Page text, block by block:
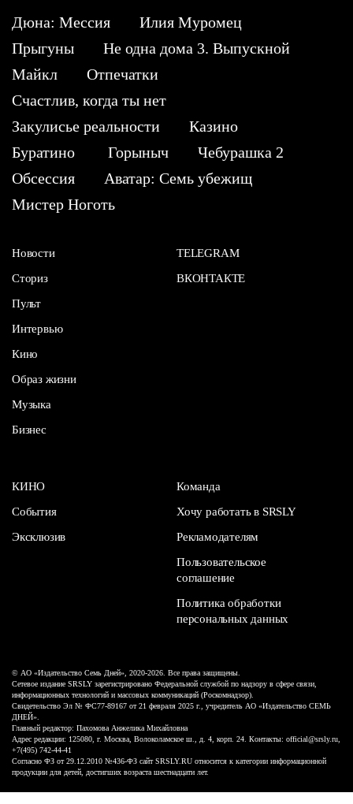
Дюна: Мессия
Илия Муромец
Прыгуны
Не одна дома 3. Выпускной
Майкл
Отпечатки
Счастлив, когда ты нет
Закулисье реальности
Казино
Буратино
Горыныч
Чебурашка 2
Обсессия
Аватар: Семь убежищ
Мистер Ноготь
Новости
Сториз
Пульт
Интервью
Кино
Образ жизни
Музыка
Бизнес
TELEGRAM
ВКОНТАКТЕ
КИНО
События
Эксклюзив
Команда
Хочу работать в SRSLY
Рекламодателям
Пользовательское
соглашение
Политика обработки
персональных данных
© АО «Издательство Семь Дней», 2020-2026. Все права защищены.
Сетевое издание SRSLY зарегистрировано Федеральной службой по надзору в сфере связи,
информационных технологий и массовых коммуникаций (Роскомнадзор).
Свидетельство Эл № ФС77-89167 от 21 февраля 2025 г., учредитель АО «Издательство СЕМЬ
ДНЕЙ».
Главный редактор: Пахомова Анжелика Михайловна
Адрес редакции: 125080, г. Москва, Волоколамское ш., д. 4, корп. 24. Контакты: official@srsly.ru,
+7(495) 742-44-41
Согласно ФЗ от 29.12.2010 №436-ФЗ сайт SRSLY.RU относится к категории информационной
продукции для детей, достигших возраста шестнадцати лет.